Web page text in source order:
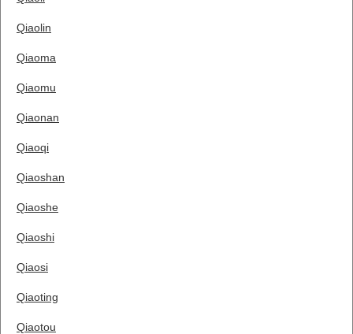
Qiaolin
Qiaoma
Qiaomu
Qiaonan
Qiaoqi
Qiaoshan
Qiaoshe
Qiaoshi
Qiaosi
Qiaoting
Qiaotou